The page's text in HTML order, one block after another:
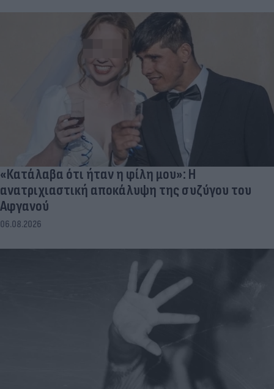
«Κατάλαβα ότι ήταν η φίλη μου»: Η
ανατριχιαστική αποκάλυψη της συζύγου του
Αφγανού
06.08.2026